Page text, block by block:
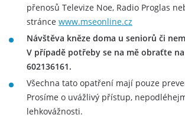
přenosů Televize Noe, Radio Proglas
stránce www.mseonline.cz
Návštěva kněze doma u seniorů či
V případě potřeby se na mě obraťte
602136161.
Všechna tato opatření mají pouze
Prosíme o uvážlivý přístup,
lehkovážnosti.